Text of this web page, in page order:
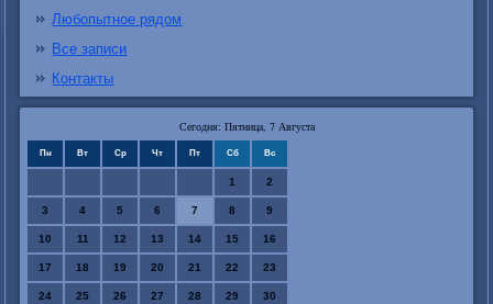
Любопытное рядом
Все записи
Контакты
Сегодня: Пятница, 7 Августа
Пн Вт Ср Чт Пт Сб Вс
1 2
3 4 5 6 7 8 9
10 11 12 13 14 15 16
17 18 19 20 21 22 23
24 25 26 27 28 29 30